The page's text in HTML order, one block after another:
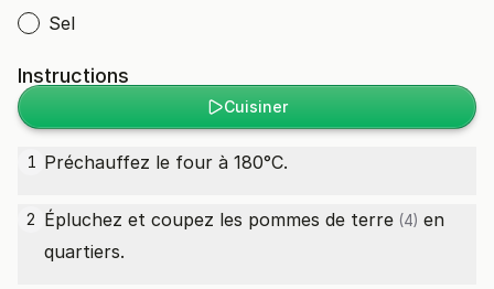
Sel
Instructions
Cuisiner
1 Préchauffez le four à 180°C.
2 Épluchez et coupez les pommes de terre (4) en
quartiers.